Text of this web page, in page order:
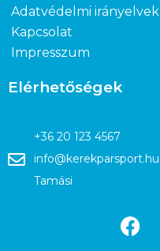
Adatvédelmi irányelvek
Kapcsolat
Impresszum
Elérhetőségek
+36 20 123 4567
info@kerekparsport.hu
Tamási